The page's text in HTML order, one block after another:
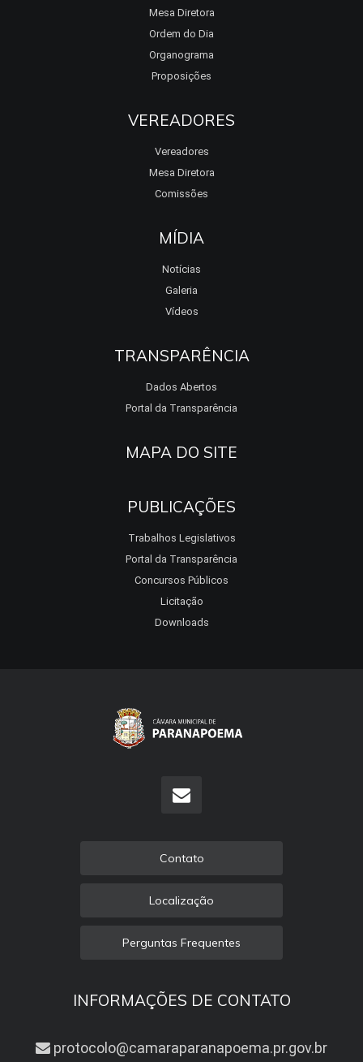
Mesa Diretora
Ordem do Dia
Organograma
Proposições
VEREADORES
Vereadores
Mesa Diretora
Comissões
MÍDIA
Notícias
Galeria
Vídeos
TRANSPARÊNCIA
Dados Abertos
Portal da Transparência
MAPA DO SITE
PUBLICAÇÕES
Trabalhos Legislativos
Portal da Transparência
Concursos Públicos
Licitação
Downloads
Contato
Localização
Perguntas Frequentes
INFORMAÇÕES DE CONTATO
protocolo@camaraparanapoema.pr.gov.br